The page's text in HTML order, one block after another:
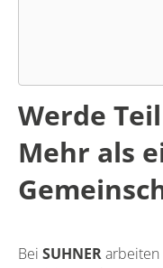
Werde
Mehr als
Bei SUHNERarbeiten